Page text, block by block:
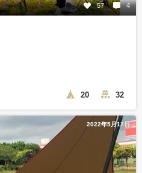
57 4
20 32
2022年5月12日